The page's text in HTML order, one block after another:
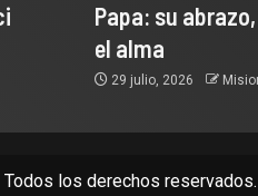
Papa: su
el alma
29 julio, 2026
Todos los derechos reservados.